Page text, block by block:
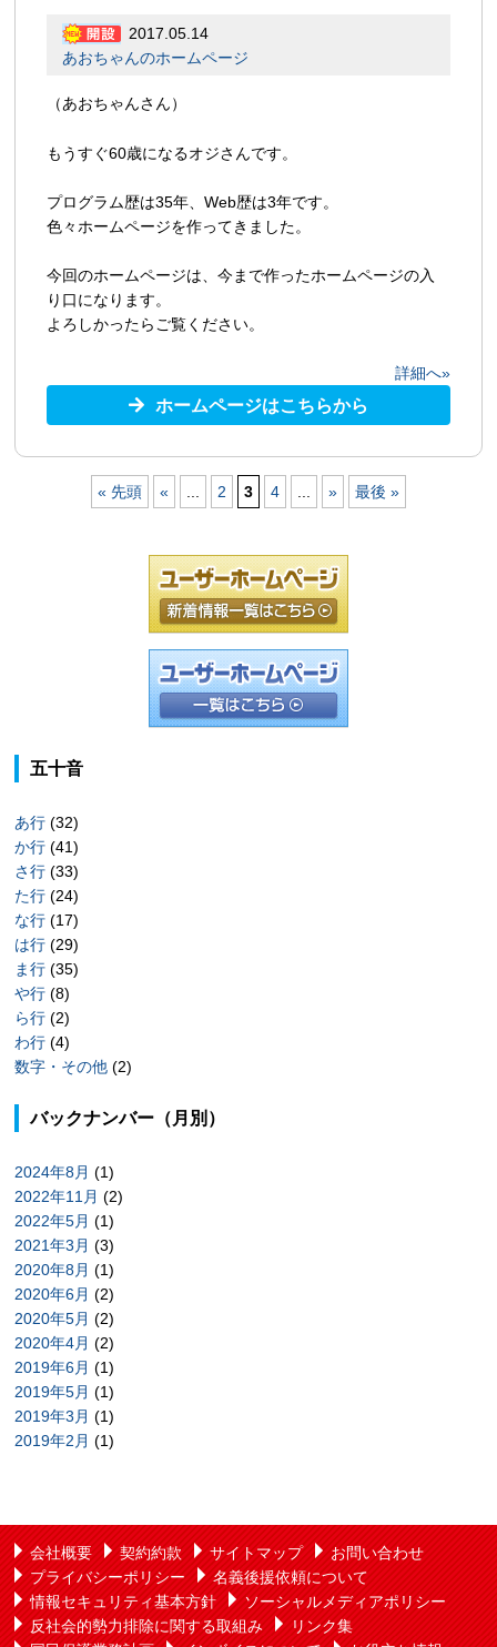
2017.05.14
あおちゃんのホームページ
（あおちゃんさん）
もうすぐ60歳になるオジさんです。
プログラム歴は35年、Web歴は3年です。
色々ホームページを作ってきました。
今回のホームページは、今まで作ったホームページの入
り口になります。
よろしかったらご覧ください。
詳細へ»
ホームページはこちらから
« 先頭 « ... 2 3 4 ... » 最後 »
五十音
あ行 (32)
か行 (41)
さ行 (33)
た行 (24)
な行 (17)
は行 (29)
ま行 (35)
や行 (8)
ら行 (2)
わ行 (4)
数字・その他 (2)
バックナンバー（月別）
2024年8月 (1)
2022年11月 (2)
2022年5月 (1)
2021年3月 (3)
2020年8月 (1)
2020年6月 (2)
2020年5月 (2)
2020年4月 (2)
2019年6月 (1)
2019年5月 (1)
2019年3月 (1)
2019年2月 (1)
会社概要 契約約款 サイトマップ
お問い合わせ
プライバシーポリシー
名義後援依頼について
情報セキュリティ基本方針
ソーシャルメディアポリシー
反社会的勢力排除に関する取組み
リンク集